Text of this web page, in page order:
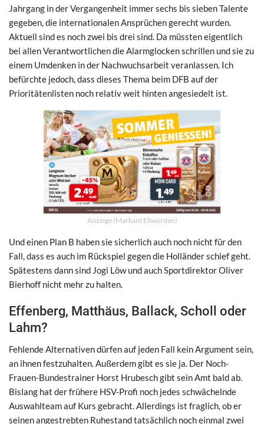
Jahrgang in der Vergangenheit immer sechs bis sieben Talente
gegeben, die internationalen Ansprüchen gerecht wurden.
Aktuell sind es noch zwei bis drei sind. Da müssten eigentlich
bei allen Verantwortlichen die Alarmglocken schrillen und sie zu
einem Umdenken in der Nachwuchsarbeit veranlassen. Ich
befürchte jedoch, dass dieses Thema beim DFB auf der
Prioritätenlisten noch relativ weit hinten angesiedelt ist.
Anzeige (Markant Ellwürden)
Und einen Plan B haben sie sicherlich auch noch nicht für den
Fall, dass es auch im Rückspiel gegen die Holländer schief geht.
Spätestens dann sind Jogi Löw und auch Sportdirektor Oliver
Bierhoff nicht mehr zu halten.
Effenberg, Matthäus, Ballack, Scholl oder
Lahm?
Fehlende Alternativen dürfen auf jeden Fall kein Argument sein,
an ihnen festzuhalten. Außerdem gibt es sie ja. Der Noch-
Frauen-Bundestrainer Horst Hrubesch gibt sein Amt bald ab.
Bislang hat der frühere HSV-Profi noch jedes schwächelnde
Auswahlteam auf Kurs gebracht. Allerdings ist fraglich, ob er
seinen angestrebten Ruhestand tatsächlich noch einmal zwei